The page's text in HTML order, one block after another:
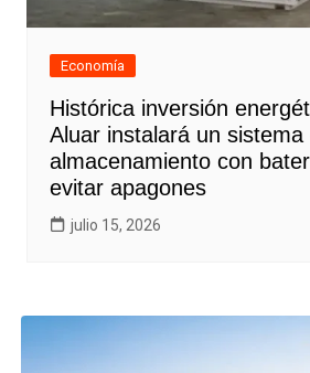
Economía
Histórica inversión
Aluar instalará un sistema
almacenamiento con
evitar apagones
julio 15, 2026